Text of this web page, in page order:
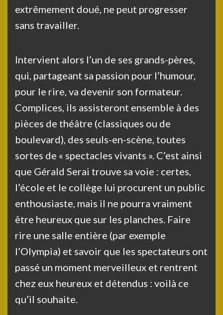
extrêmement doué, ne peut progresser
sans travailler.
Intervient alors l’un de ses grands-pères,
qui, partageant sa passion pour l’humour,
pour le rire, va devenir son formateur.
Complices, ils assisteront ensemble à des
pièces de théâtre (classiques ou de
boulevard), des seuls-en-scène, toutes
sortes de « spectacles vivants ». C’est ainsi
que Gérald Serai trouve sa voie : certes,
l’école et le collège lui procurent un public
enthousiaste, mais il ne pourra vraiment
être heureux que sur les planches. Faire
rire une salle entière (par exemple
l’Olympia) et savoir que les spectateurs ont
passé un moment merveilleux et rentrent
chez eux heureux et détendus : voilà ce
qu’il souhaite.